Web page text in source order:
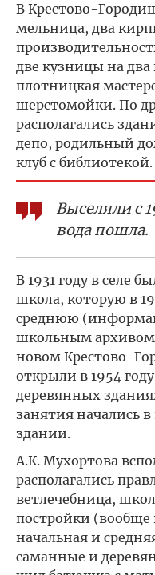
В Крестово-
мельница, два
две кузницы на два
плотницкая
шерстомойки. По
располагались
депо, родильный
клуб с библиотекой.
Выселяли с
вода пошла.
В 1931 году в селе
школа, которую в
среднюю
школьным
новом Крестово-
открыли в 1954
деревянных
занятия начались
здании.
А.К. Мухортова
располагались
ветлечебница,
постройки (вообще
начальная и
саманные и